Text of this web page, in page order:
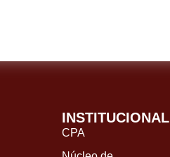
INSTITUCIONAL
CPA